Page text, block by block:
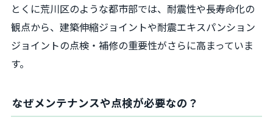
とくに荒川区のような都市部では、耐震性や長寿命化の
観点から、建築伸縮ジョイントや耐震エキスパンション
ジョイントの点検・補修の重要性がさらに高まっていま
す。
なぜメンテナンスや点検が必要なの？